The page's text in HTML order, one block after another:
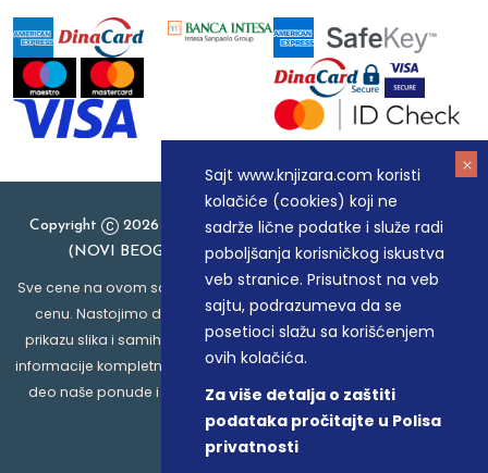
Sajt www.knjizara.com koristi
kolačiće (cookies) koji ne
sadrže lične podatke i služe radi
poboljšanja korisničkog iskustva
veb stranice. Prisutnost na veb
sajtu, podrazumeva da se
posetioci slažu sa korišćenjem
ovih kolačića.
Za više detalja o zaštiti
podataka pročitajte u Polisa
privatnosti
Copyright
2026 Knjizara.com - MAKART DOO BEOGRAD
(NOVI BEOGRAD), PIB: 105184104, MB: 20337524
Sve cene na ovom sajtu iskazane su u dinarima. PDV je uračunat u
cenu. Nastojimo da budemo što precizniji u opisu proizvoda,
prikazu slika i samih cena, ali ne možemo garantovati da su sve
informacije kompletne i bez grešaka. Svi artikli prikazani na sajtu su
deo naše ponude i ne podrazumeva da su dostupni u svakom
trenutku.